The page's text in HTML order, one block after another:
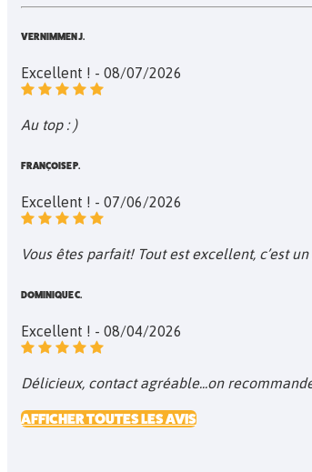
VERNIMMEN J.
Excellent ! - 08/07/2026
Au top : )
FRANÇOISE P.
Excellent ! - 07/06/2026
Vous êtes parfait! Tout est excellent, c’est
DOMINIQUE C.
Excellent ! - 08/04/2026
Délicieux, contact agréable...on
AFFICHER TOUTES LES AVIS